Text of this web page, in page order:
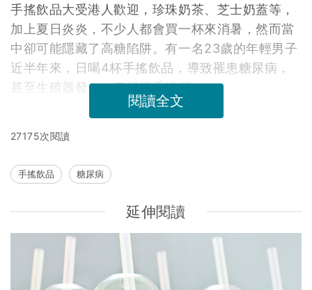
手搖飲品大受港人歡迎，珍珠奶茶、芝士奶蓋等，
加上夏日炎炎，不少人都會買一杯來消暑，然而當
中卻可能隱藏了高糖陷阱。有一名23歲的年輕男子
近半年來，日喝4杯手搖飲品，導致罹患糖尿病，
甚至生殖器發炎，下體嚴重潰爛。
閱讀全文
27175次閱讀
手搖飲品 糖尿病
延伸閱讀